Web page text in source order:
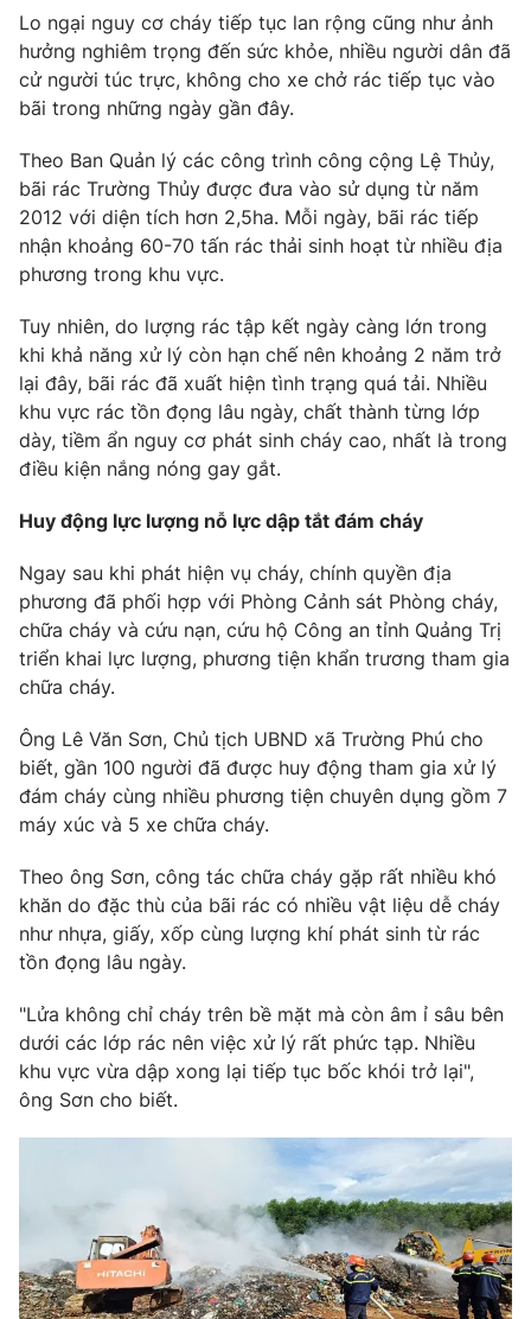
Cơ quan báo chí:
Thời báo VTV
Giấy phép hoạt động báo in và báo điện tử số 483/GP-BTTTT
cấp ngày 29/12/2023
Tổng Biên tập:Vũ Thanh Thủy
Nguyễn Trọng Ninh
Tổng đài VTV:024.38 355 931 - 024.38 355 932
Ðiện thoại Thời báo VTV:024.66 897 897
Email: toasoan@vtv.vn
Liên hệ quảng cáo:
024-7300.7108
® Cấm sao chép dưới mọi hình thức nếu không có sự chấp
thuận bằng văn bản. Ghi rõ nguồn VTV.vn khi phát hành lại
thông tin từ website này.
Lo ngại nguy cơ cháy tiếp tục lan rộng cũng như ảnh
hưởng nghiêm trọng đến sức khỏe, nhiều người dân đã
cử người túc trực, không cho xe chở rác tiếp tục vào
bãi trong những ngày gần đây.
Theo Ban Quản lý các công trình công cộng Lệ Thủy,
bãi rác Trường Thủy được đưa vào sử dụng từ năm
2012 với diện tích hơn 2,5ha. Mỗi ngày, bãi rác tiếp
nhận khoảng 60-70 tấn rác thải sinh hoạt từ nhiều địa
phương trong khu vực.
Tuy nhiên, do lượng rác tập kết ngày càng lớn trong
khi khả năng xử lý còn hạn chế nên khoảng 2 năm trở
lại đây, bãi rác đã xuất hiện tình trạng quá tải. Nhiều
khu vực rác tồn đọng lâu ngày, chất thành từng lớp
dày, tiềm ẩn nguy cơ phát sinh cháy cao, nhất là trong
điều kiện nắng nóng gay gắt.
Huy động lực lượng nỗ lực dập tắt đám cháy
Ngay sau khi phát hiện vụ cháy, chính quyền địa
phương đã phối hợp với Phòng Cảnh sát Phòng cháy,
chữa cháy và cứu nạn, cứu hộ Công an tỉnh Quảng Trị
triển khai lực lượng, phương tiện khẩn trương tham gia
chữa cháy.
Ông Lê Văn Sơn, Chủ tịch UBND xã Trường Phú cho
biết, gần 100 người đã được huy động tham gia xử lý
đám cháy cùng nhiều phương tiện chuyên dụng gồm 7
máy xúc và 5 xe chữa cháy.
Theo ông Sơn, công tác chữa cháy gặp rất nhiều khó
khăn do đặc thù của bãi rác có nhiều vật liệu dễ cháy
như nhựa, giấy, xốp cùng lượng khí phát sinh từ rác
tồn đọng lâu ngày.
"Lửa không chỉ cháy trên bề mặt mà còn âm ỉ sâu bên
dưới các lớp rác nên việc xử lý rất phức tạp. Nhiều
khu vực vừa dập xong lại tiếp tục bốc khói trở lại",
ông Sơn cho biết.